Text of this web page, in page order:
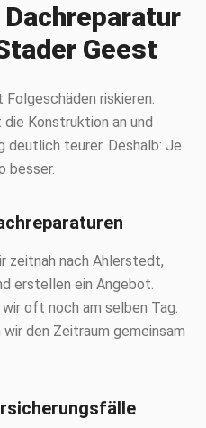
Geest
Folgeschäden riskieren.
Konstruktion an und
deutlich teurer. Deshalb: Je
besser.
zeitnah nach Ahlerstedt,
erstellen ein Angebot.
oft noch am selben Tag.
den Zeitraum gemeinsam